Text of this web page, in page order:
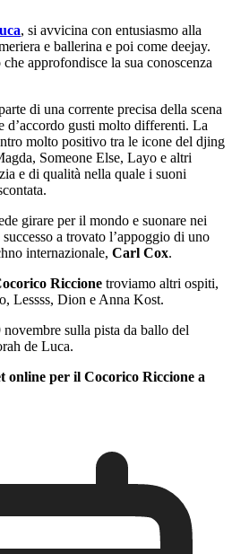
, si avvicina con entusiasmo alla
e ballerina e poi come deejay.
approfondisce la sua conoscenza
di una corrente precisa della scena
d’accordo gusti molto differenti. La
molto positivo tra le icone del djing
Someone Else, Layo e altri
e di qualità nella quale i suoni
girare per il mondo e suonare nei
a trovato l’appoggio di uno
internazionale, Carl Cox.
Riccione troviamo altri ospiti,
Lessss, Dion e Anna Kost.
sulla pista da ballo del
de Luca.
online per il Cocorico Riccione a